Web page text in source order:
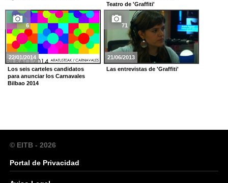
Teatro de 'Graffiti'
6
22/01/2014
Los seis carteles candidatos
para anunciar los Carnavales
Bilbao 2014
71
21/06/2013
Las entrevistas de 'Graffiti'
© EITB - 2026
Portal de Privacidad